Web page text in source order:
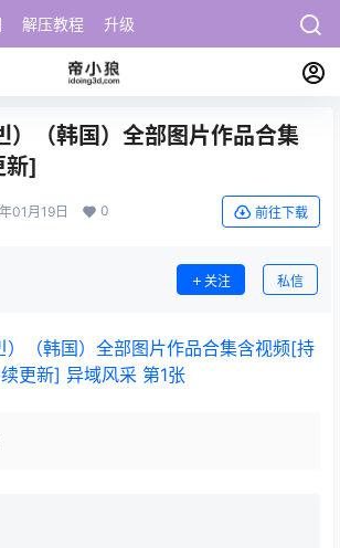
解压教程 升级
）（韩国）全部图片作品合集
新]
01月19日 0 前往下载
关注 私信